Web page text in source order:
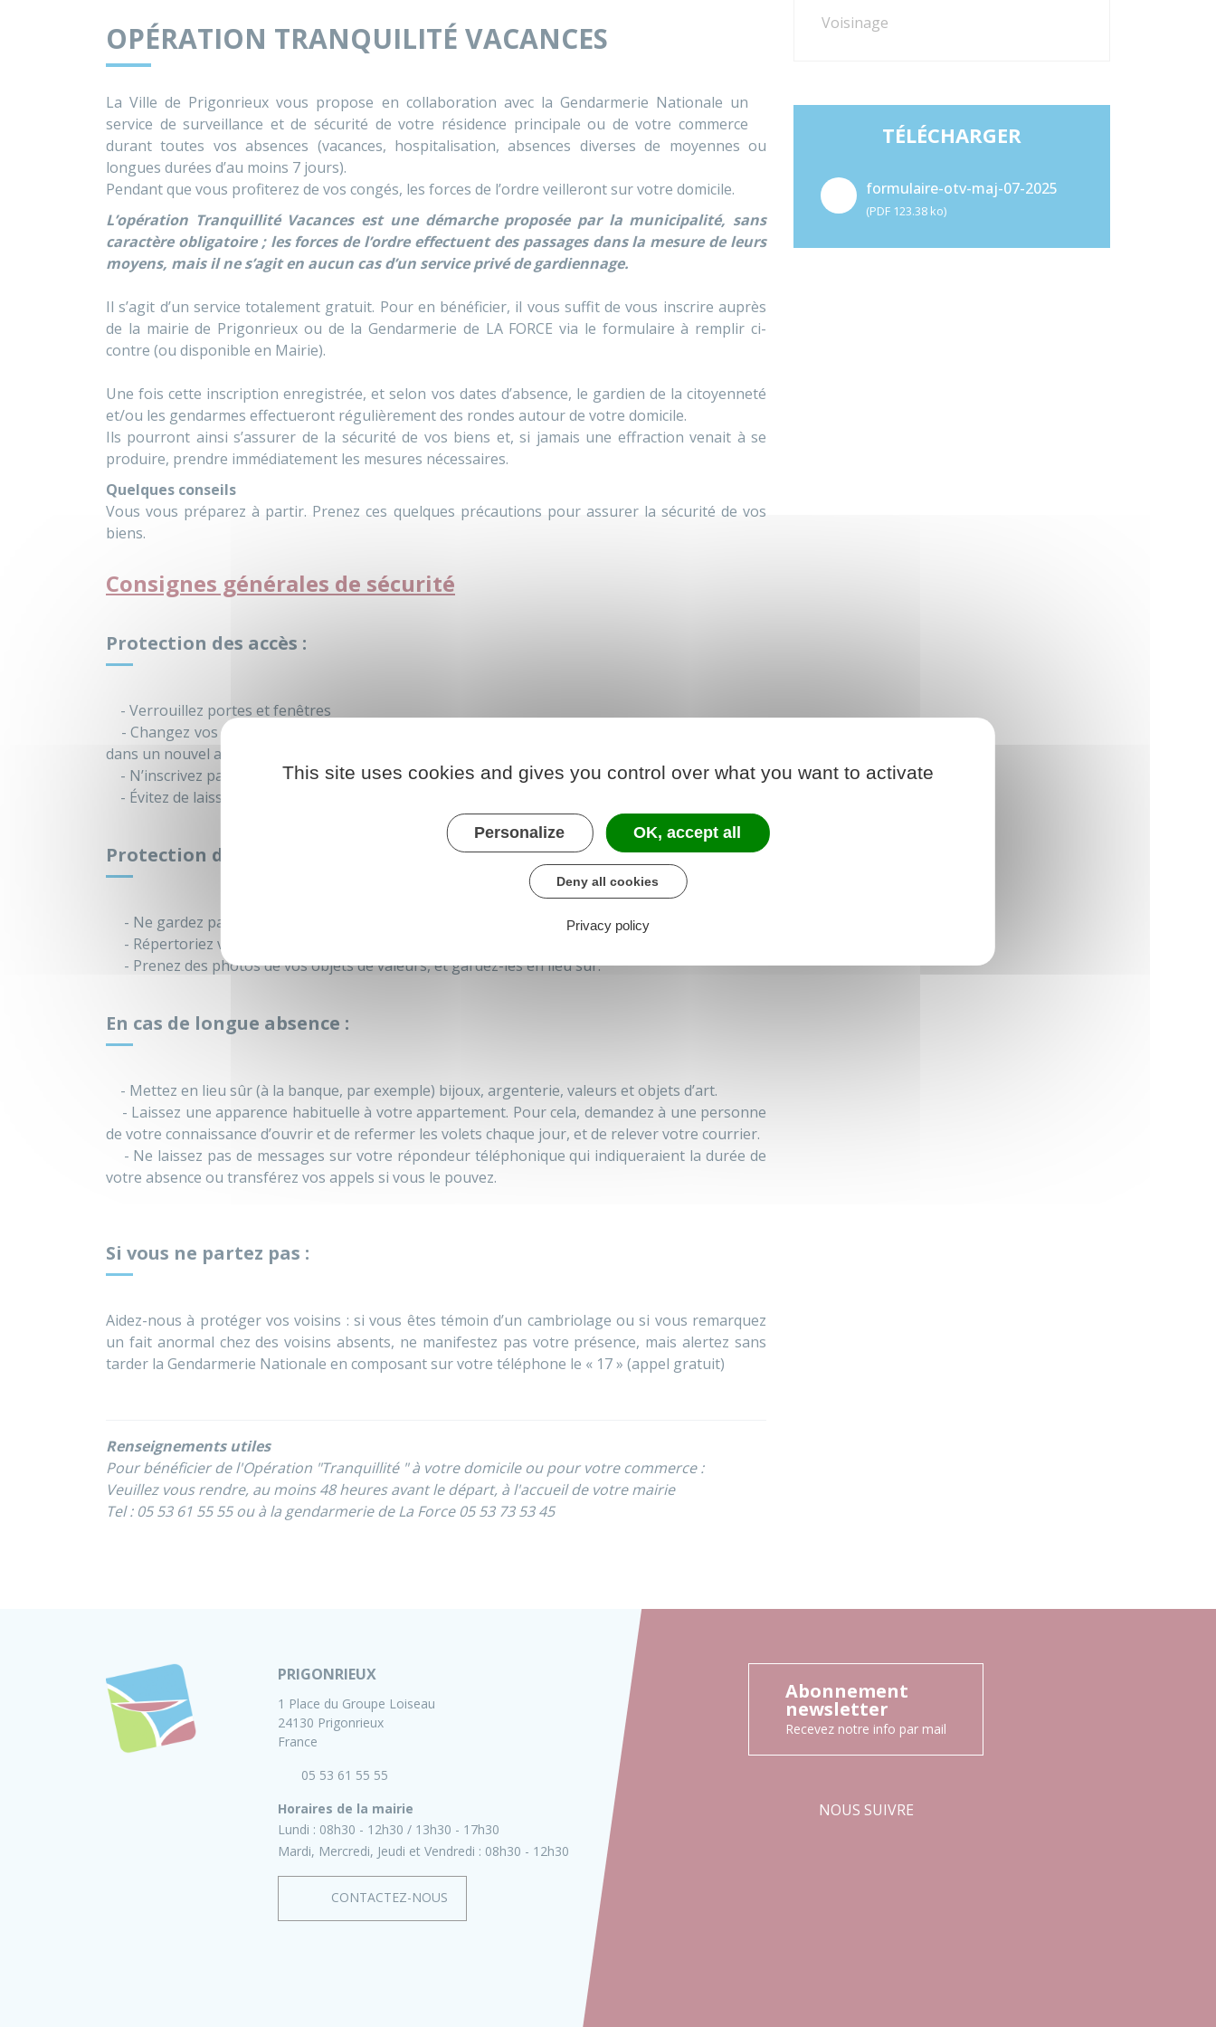
OPÉRATION TRANQUILITÉ VACANCES
La Ville de Prigonrieux vous propose en collaboration avec la Gendarmerie Nationale un
service de surveillance et de sécurité de votre résidence principale ou de votre commerce
durant toutes vos absences (vacances, hospitalisation, absences diverses de moyennes ou
longues durées d’au moins 7 jours).
Pendant que vous profiterez de vos congés, les forces de l’ordre veilleront sur votre domicile.
L’opération Tranquillité Vacances est une démarche proposée par la municipalité, sans
caractère obligatoire ; les forces de l’ordre effectuent des passages dans la mesure de leurs
moyens, mais il ne s’agit en aucun cas d’un service privé de gardiennage.
Il s’agit d’un service totalement gratuit. Pour en bénéficier, il vous suffit de vous inscrire auprès
de la mairie de Prigonrieux ou de la Gendarmerie de LA FORCE via le formulaire à remplir ci-
contre (ou disponible en Mairie).
Une fois cette inscription enregistrée, et selon vos dates d’absence, le gardien de la citoyenneté
et/ou les gendarmes effectueront régulièrement des rondes autour de votre domicile.
Ils pourront ainsi s’assurer de la sécurité de vos biens et, si jamais une effraction venait à se
produire, prendre immédiatement les mesures nécessaires.
Quelques conseils
Vous vous préparez à partir. Prenez ces quelques précautions pour assurer la sécurité de vos
biens.
Consignes générales de sécurité
Protection des accès :
- Verrouillez portes et fenêtres
- Changez vos serrures en cas de vol ou de perte de vos clés, ou si vous venez de vous installer
dans un nouvel appartement.
- N’inscrivez pas votre nom et votre adresse sur le trousseau des clés.
- Évitez de laisser vos clés sous le paillasson ou dans la boîte aux lettres.
Protection de vos biens :
- Ne gardez pas chez vous d’importantes sommes d’argent.
- Répertoriez vos objets de valeur et notez les numéros de série.
- Prenez des photos de vos objets de valeurs, et gardez-les en lieu sûr.
En cas de longue absence :
- Mettez en lieu sûr (à la banque, par exemple) bijoux, argenterie, valeurs et objets d’art.
- Laissez une apparence habituelle à votre appartement. Pour cela, demandez à une personne
de votre connaissance d’ouvrir et de refermer les volets chaque jour, et de relever votre courrier.
- Ne laissez pas de messages sur votre répondeur téléphonique qui indiqueraient la durée de
votre absence ou transférez vos appels si vous le pouvez.
Si vous ne partez pas :
Aidez-nous à protéger vos voisins : si vous êtes témoin d’un cambriolage ou si vous remarquez
un fait anormal chez des voisins absents, ne manifestez pas votre présence, mais alertez sans
tarder la Gendarmerie Nationale en composant sur votre téléphone le « 17 » (appel gratuit)
Renseignements utiles
Pour bénéficier de l'Opération "Tranquillité " à votre domicile ou pour votre commerce :
Veuillez vous rendre, au moins 48 heures avant le départ, à l'accueil de votre mairie
Tel : 05 53 61 55 55 ou à la gendarmerie de La Force 05 53 73 53 45
Voisinage
TÉLÉCHARGER
formulaire-otv-maj-07-2025
(PDF 123.38 ko)
PRIGONRIEUX
1 Place du Groupe Loiseau
24130 Prigonrieux
France
05 53 61 55 55
Horaires de la mairie
Lundi : 08h30 - 12h30
13h30 - 17h30
Mardi, Mercredi, Jeudi et Vendredi : 08h30 - 12h30
CONTACTEZ-NOUS
Abonnement
newsletter
Recevez notre info par mail
NOUS SUIVRE
This site uses cookies and gives you control over what you want to activate
Personalize OK, accept all
Deny all cookies
Privacy policy